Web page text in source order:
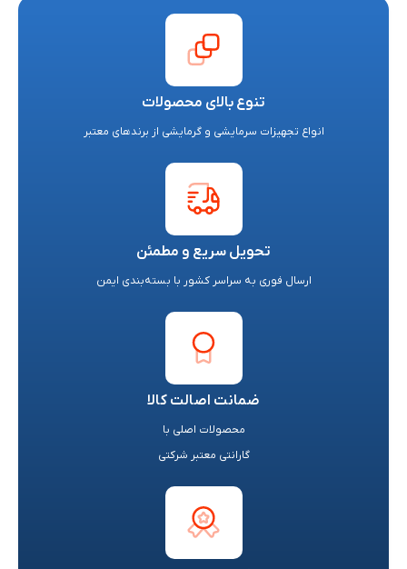
تنوع بالای محصولات
انواع تجهیزات سرمایشی و گرمایشی از برندهای معتبر
تحویل سریع و مطمئن
ارسال فوری به سراسر کشور با بسته‌بندی ایمن
ضمانت اصالت کالا
محصولات اصلی با
گارانتی معتبر شرکتی